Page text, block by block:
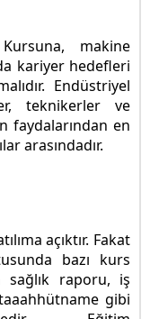
makine
kariyer hedefleri
Endüstriyel
teknikerler ve
faydalarından en
arasındadır.
açıktır. Fakat
bazı kurs
sağlık raporu, iş
gibi